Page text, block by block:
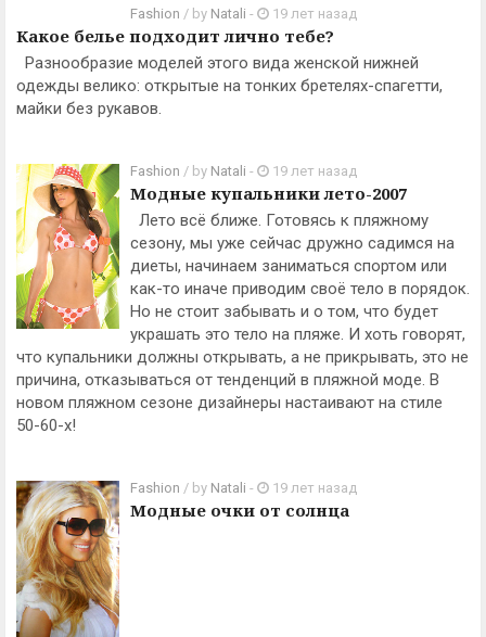
Fashion / by Natali - 19 лет назад
Какое белье подходит лично тебе?
Разнообразие моделей этого вида женской нижней
одежды велико: открытые на тонких бретелях-спагетти,
майки без рукавов.
Fashion / by Natali - 19 лет назад
Модные купальники лето-2007
Лето всё ближе. Готовясь к пляжному
сезону, мы уже сейчас дружно садимся на
диеты, начинаем заниматься спортом или
как-то иначе приводим своё тело в порядок.
Но не стоит забывать и о том, что будет
украшать это тело на пляже. И хоть говорят,
что купальники должны открывать, а не прикрывать, это не
причина, отказываться от тенденций в пляжной моде. В
новом пляжном сезоне дизайнеры настаивают на стиле
50-60-х!
Fashion / by Natali - 19 лет назад
Модные очки от солнца